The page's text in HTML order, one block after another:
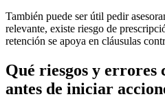
También puede ser útil pedir
relevante, existe riesgo de
retención se apoya en cláusulas
Qué riesgos y errores
antes de iniciar